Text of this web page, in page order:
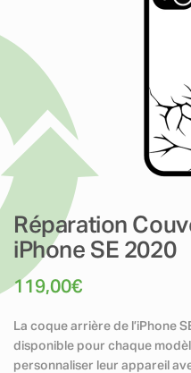
Réparation
iPhone SE 2020
119,00€
La coque arrière de l’iPhone
disponible pour chaque
personnaliser leur appareil